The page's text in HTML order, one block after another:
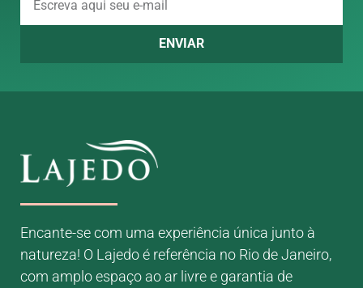
ENVIAR
Encante-se com uma experiência única junto à
natureza! O Lajedo é referência no Rio de Janeiro,
com amplo espaço ao ar livre e garantia de